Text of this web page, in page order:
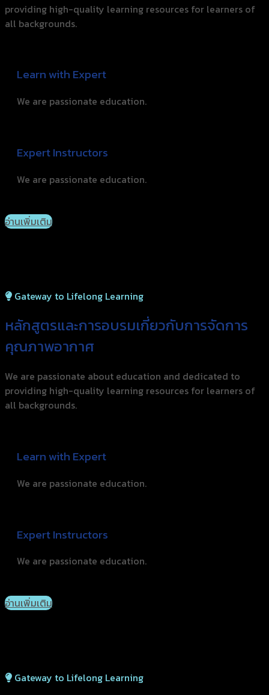
providing high-quality learning resources for learners of
all backgrounds.
Learn with Expert
We are passionate education.
Expert Instructors
We are passionate education.
อ่านเพิ่มเติม
Gateway to Lifelong Learning
หลักสูตรและการอบรมเกี่ยวกับการจัดการ
คุณภาพอากาศ
We are passionate about education and dedicated to
providing high-quality learning resources for learners of
all backgrounds.
Learn with Expert
We are passionate education.
Expert Instructors
We are passionate education.
อ่านเพิ่มเติม
Gateway to Lifelong Learning